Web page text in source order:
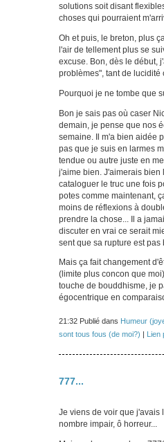
solutions soit disant
choses qui pourraient
Oh et puis, le breton, plus
l'air de tellement plus se
excuse. Bon, dès le début,
problèmes", tant de lucidité
Pourquoi je ne tombe que
Bon je sais pas où caser
demain, je pense que nos
semaine. Il m'a bien aidée
pas que je suis en larmes
tendue ou autre juste en
j'aime bien. J'aimerais bien
cataloguer le truc une fois
potes comme maintenant,
moins de réflexions à
prendre la chose... Il a
discuter en vrai ce serait
sent que sa rupture est
Mais ça fait changement
(limite plus concon que
touche de bouddhisme, je
égocentrique en
21:32 Publié dans Humeur
sont tous fous (de moi?)
Lien
777...
Je viens de voir que j'avais
nombre impair, ô horreur...